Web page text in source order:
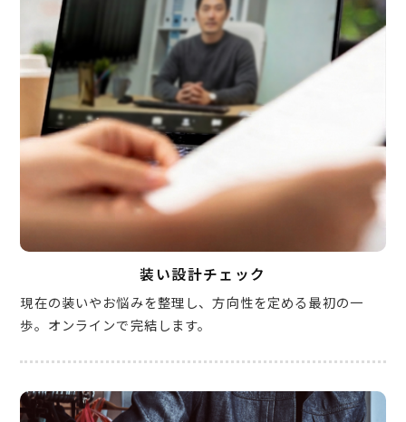
装い設計チェック
現在の装いやお悩みを整理し、方向性を定める最初の一
歩。オンラインで完結します。